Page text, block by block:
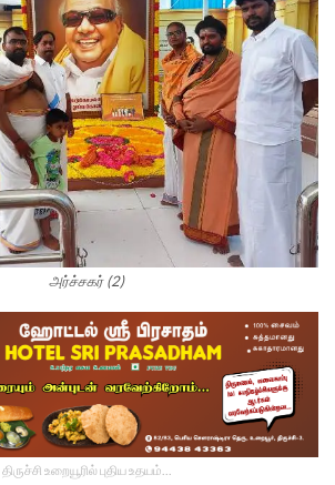
அர்ச்சகர் (2)
திருச்சி உறையூரில் புதிய உதயம்...